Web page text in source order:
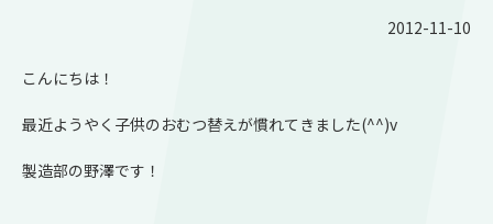
2012-11-10
こんにちは！
最近ようやく子供のおむつ替えが慣れてきました(^^)v
製造部の野澤です！